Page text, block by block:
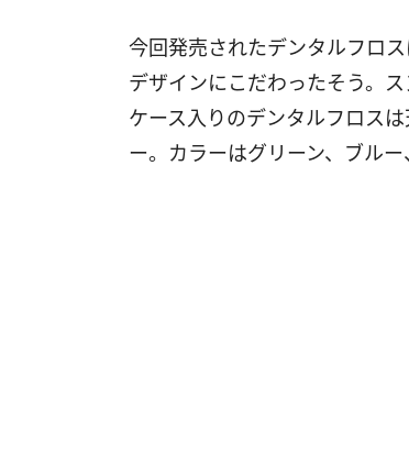
今回発売されたデンタルフロ
デザインにこだわったそう。
ケース入りのデンタルフロス
ー。カラーはグリーン、ブルー